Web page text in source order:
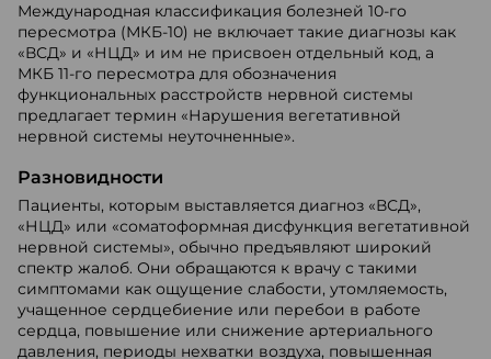
Международная классификация болезней 10-го
пересмотра (МКБ-10) не включает такие диагнозы как
«ВСД» и «НЦД» и им не присвоен отдельный код, а
МКБ 11-го пересмотра для обозначения
функциональных расстройств нервной системы
предлагает термин «Нарушения вегетативной
нервной системы неуточненные».
Разновидности
Пациенты, которым выставляется диагноз «ВСД»,
«НЦД» или «соматоформная дисфункция вегетативной
нервной системы», обычно предъявляют широкий
спектр жалоб. Они обращаются к врачу с такими
симптомами как ощущение слабости, утомляемость,
учащенное сердцебиение или перебои в работе
сердца, повышение или снижение артериального
давления, периоды нехватки воздуха, повышенная